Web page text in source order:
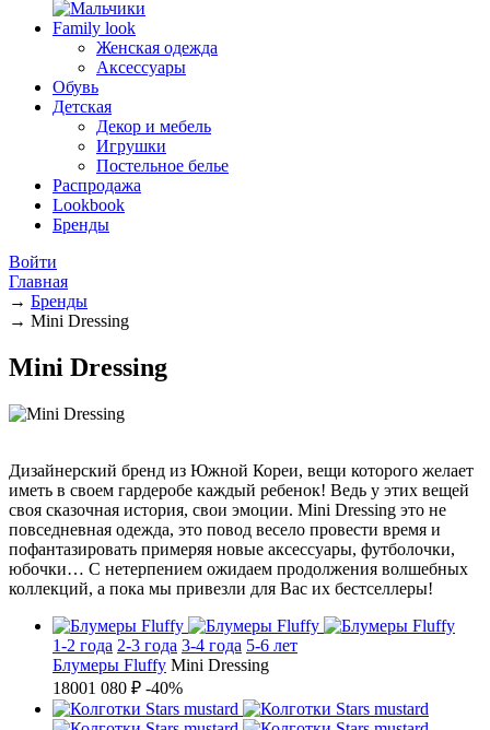
Family look
Женская одежда
Аксессуары
Обувь
Детская
Декор и мебель
Игрушки
Постельное белье
Распродажа
Lookbook
Бренды
Войти
Главная
→ Бренды
→ Mini Dressing
Mini Dressing
Дизайнерский бренд из Южной Кореи, вещи которого желает
иметь в своем гардеробе каждый ребенок! Ведь у этих вещей
своя сказочная история, свои эмоции. Mini Dressing это не
повседневная одежда, это повод весело провести время и
пофантазировать примеряя новые аксессуары, футболочки,
юбочки… С нетерпением ожидаем продолжения волшебных
коллекций, а пока мы привезли для Вас их бестселлеры!
1-2 года 2-3 года 3-4 года 5-6 лет
Блумеры Fluffy Mini Dressing
18001 080 ₽ -40%